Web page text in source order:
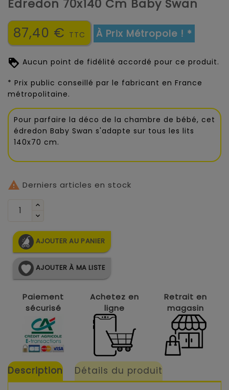
Edredon 70x140 Cm Baby Swan
87,40 € TTC À Prix Métropole ! *
Aucun point de fidélité accordé pour ce produit.
* Prix public conseillé par le fabricant en France
métropolitaine.
Pour parfaire la déco de la chambre de bébé, cet
édredon Baby Swan s'adapte sur tous les lits
140x70 cm.
 Derniers articles en stock
AJOUTER AU PANIER
AJOUTER À MA LISTE
Paiement
sécurisé
Achetez en
ligne
Retrait en
magasin
Description Détails du produit